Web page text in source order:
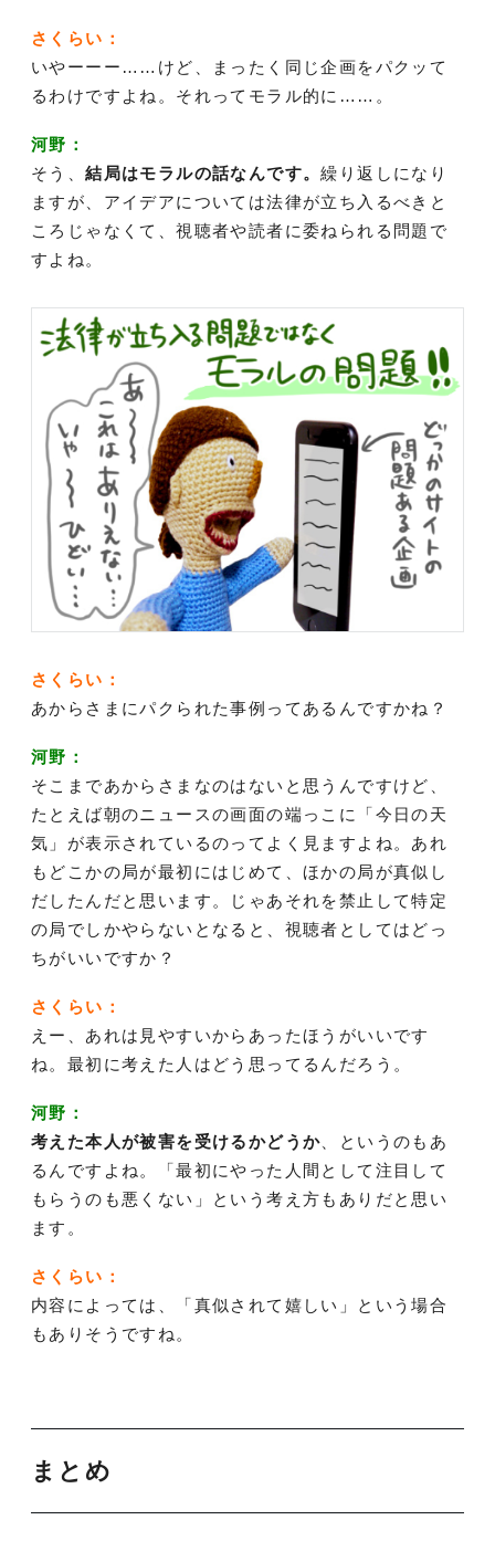
さくらい：
いやーーー……けど、まったく同じ企画をパクッて
るわけですよね。それってモラル的に……。
河野：
そう、結局はモラルの話なんです。繰り返しになり
ますが、アイデアについては法律が立ち入るべきと
ころじゃなくて、視聴者や読者に委ねられる問題で
すよね。
さくらい：
あからさまにパクられた事例ってあるんですかね？
河野：
そこまであからさまなのはないと思うんですけど、
たとえば朝のニュースの画面の端っこに「今日の天
気」が表示されているのってよく見ますよね。あれ
もどこかの局が最初にはじめて、ほかの局が真似し
だしたんだと思います。じゃあそれを禁止して特定
の局でしかやらないとなると、視聴者としてはどっ
ちがいいですか？
さくらい：
えー、あれは見やすいからあったほうがいいです
ね。最初に考えた人はどう思ってるんだろう。
河野：
考えた本人が被害を受けるかどうか 、というのもあ
るんですよね。「最初にやった人間として注目して
もらうのも悪くない」という考え方もありだと思い
ます。
さくらい：
内容によっては、「真似されて嬉しい」という場合
もありそうですね。
まとめ